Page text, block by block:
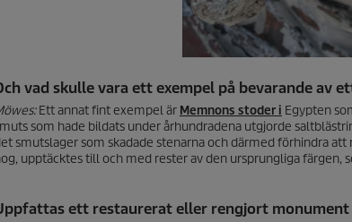
vad skulle vara ett exempel på bevarande av
Ett annat fint exempel är Memnons stoder i Egypten
som hade bildats under århundradena utgjorde
smutslager som skadade stenarna och därmed förhindra
upptäcktes till och med rester av den ursprungliga färgen,
ett restaurerat eller rengjort monument